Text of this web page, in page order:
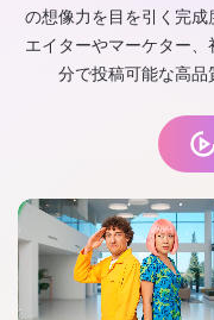
の想像力を目を引く完
エイターやマーケター
分で投稿可能な高品